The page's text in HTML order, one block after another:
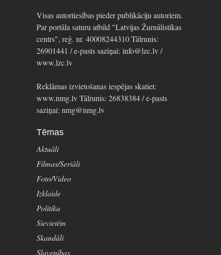
Visas autortiesības pieder publikāciju autoriem.
Par portāla saturu atbild "Latvijas Žurnālistikas
centrs", reģ. nr. 40008244310 Tālrunis:
26901441 / e-pasts saziņai: info@lzc.lv /
www.lzc.lv
Reklāmas izvietošanas iespējas skatiet:
www.nmg.lv Tālrunis: 26838384 / e-pasts
saziņai: nmg@nmg.lv
Tēmas
Aktuāli
Filmas/Seriāli
Foto/Video
Izklaide
Politika
Sievietēm
Skandāli
Slavenības